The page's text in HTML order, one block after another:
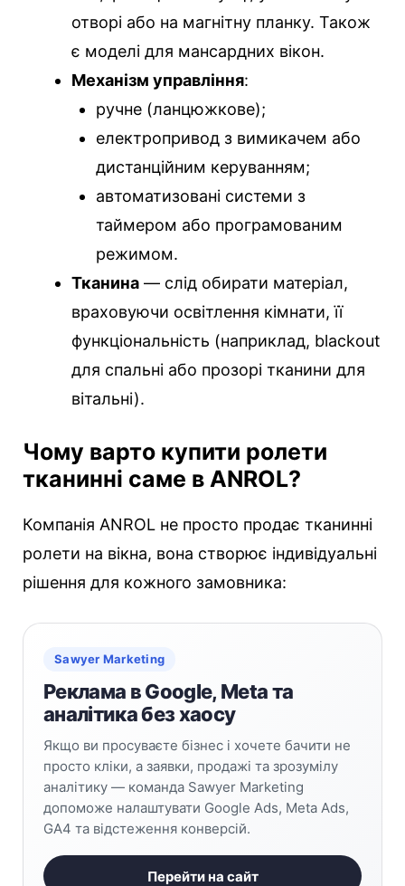
отворі або на магнітну планку. Також
є моделі для мансардних вікон.
Механізм управління:
ручне (ланцюжкове);
електропривод з вимикачем або
дистанційним керуванням;
автоматизовані системи з
таймером або програмованим
режимом.
Тканина — слід обирати матеріал,
враховуючи освітлення кімнати, її
функціональність (наприклад, blackout
для спальні або прозорі тканини для
вітальні).
Чому варто купити ролети
тканинні саме в ANROL?
Компанія ANROL не просто продає тканинні
ролети на вікна, вона створює індивідуальні
рішення для кожного замовника:
Sawyer Marketing
Реклама в Google, Meta та
аналітика без хаосу
Якщо ви просуваєте бізнес і хочете бачити не
просто кліки, а заявки, продажі та зрозумілу
аналітику — команда Sawyer Marketing
допоможе налаштувати Google Ads, Meta Ads,
GA4 та відстеження конверсій.
Перейти на сайт